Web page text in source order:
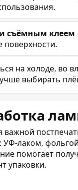
съёмным клеем
поверхности.
на холоде, во
выбирать
важной
лаком,
помогает
упаковки.